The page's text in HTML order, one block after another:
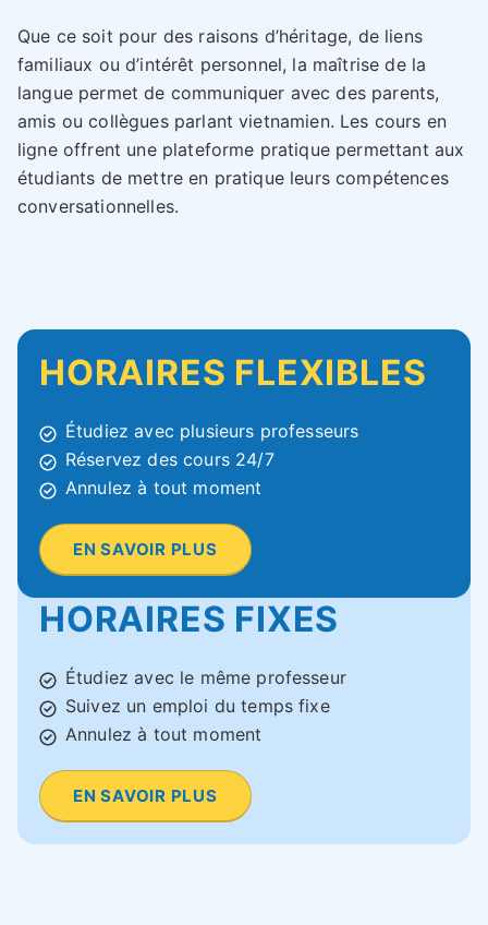
Que ce soit pour des raisons d’héritage, de liens
familiaux ou d’intérêt personnel, la maîtrise de la
langue permet de communiquer avec des parents,
amis ou collègues parlant vietnamien. Les cours en
ligne offrent une plateforme pratique permettant aux
étudiants de mettre en pratique leurs compétences
conversationnelles.
HORAIRES FLEXIBLES
Étudiez avec plusieurs professeurs
Réservez des cours 24/7
Annulez à tout moment
EN SAVOIR PLUS
HORAIRES FIXES
Étudiez avec le même professeur
Suivez un emploi du temps fixe
Annulez à tout moment
EN SAVOIR PLUS